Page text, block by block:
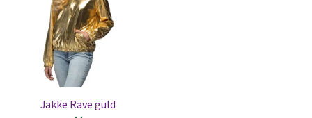
Jakke Rave guld